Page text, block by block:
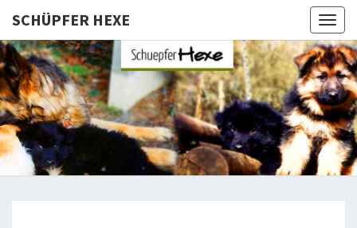
SCHÜPFER HEXE
HEXE
Langhaar
Schäferhunde
Von Den
Schüpfer
Hexen